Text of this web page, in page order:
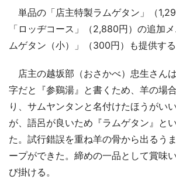
単品の「店主特製ラムゲタン」（
「ロッヂコース」（2,880円）の追加
ムゲタン（小）」（300円）も提供する
店主の越坂部（おさかべ）忠生さん
字だと『参鷄湯』と書くため、羊の場
り、サムヤンタンと名付けたほうがい
が、語呂が良いため『ラムゲタン』と
た。試行錯誤を重ね羊の骨から出るう
ープができた。締めの一品として賞味
び掛ける。